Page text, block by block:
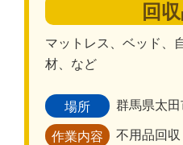
回
マットレス、ベッド、
材、など
場所 群馬県太田
作業内容 不用品回収